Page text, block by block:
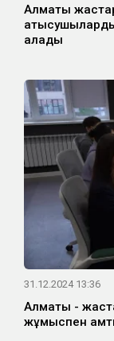
Алматы
алады
31.12.2024 13:36
Алматы -
жұмыспен